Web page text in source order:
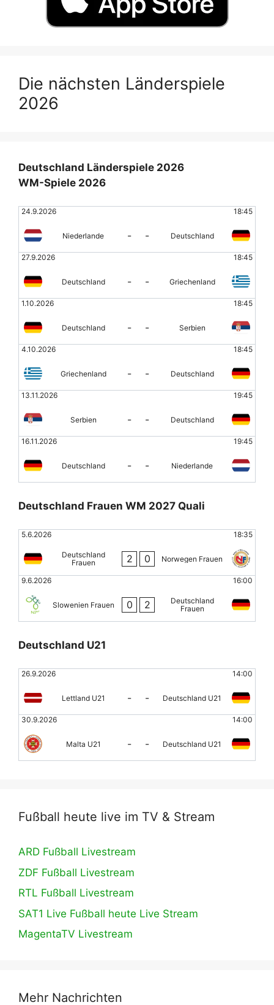
Die nächsten Länderspiele
2026
Deutschland Länderspiele 2026
WM-Spiele 2026
24.9.2026 18:45
Niederlande - - Deutschland
27.9.2026 18:45
Deutschland - - Griechenland
1.10.2026 18:45
Deutschland - - Serbien
4.10.2026 18:45
Griechenland - - Deutschland
13.11.2026 19:45
Serbien - - Deutschland
16.11.2026 19:45
Deutschland - - Niederlande
Deutschland Frauen WM 2027 Quali
5.6.2026 18:35
Deutschland
Frauen
2 0 Norwegen Frauen
9.6.2026 16:00
Slowenien Frauen 0 2
Deutschland
Frauen
Deutschland U21
26.9.2026 14:00
Lettland U21 - - Deutschland U21
30.9.2026 14:00
Malta U21 - - Deutschland U21
Fußball heute live im TV & Stream
ARD Fußball Livestream
ZDF Fußball Livestream
RTL Fußball Livestream
SAT1 Live Fußball heute Live Stream
MagentaTV Livestream
Mehr Nachrichten